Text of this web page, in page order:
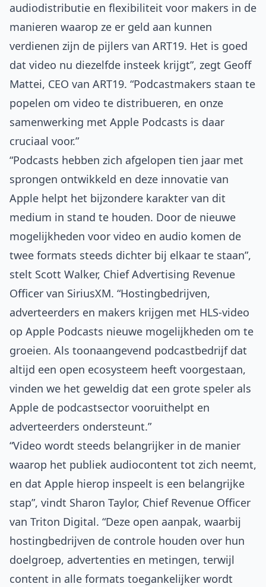
audiodistributie en flexibiliteit voor makers in de
manieren waarop ze er geld aan kunnen
verdienen zijn de pijlers van ART19. Het is goed
dat video nu diezelfde insteek krijgt”, zegt Geoff
Mattei, CEO van ART19. “Podcastmakers staan te
popelen om video te distribueren, en onze
samenwerking met Apple Podcasts is daar
cruciaal voor.”
“Podcasts hebben zich afgelopen tien jaar met
sprongen ontwikkeld en deze innovatie van
Apple helpt het bijzondere karakter van dit
medium in stand te houden. Door de nieuwe
mogelijkheden voor video en audio komen de
twee formats steeds dichter bij elkaar te staan”,
stelt Scott Walker, Chief Advertising Revenue
Officer van SiriusXM. “Hostingbedrijven,
adverteerders en makers krijgen met HLS-video
op Apple Podcasts nieuwe mogelijkheden om te
groeien. Als toonaangevend podcastbedrijf dat
altijd een open ecosysteem heeft voorgestaan,
vinden we het geweldig dat een grote speler als
Apple de podcastsector vooruithelpt en
adverteerders ondersteunt.”
“Video wordt steeds belangrijker in de manier
waarop het publiek audiocontent tot zich neemt,
en dat Apple hierop inspeelt is een belangrijke
stap”, vindt Sharon Taylor, Chief Revenue Officer
van Triton Digital. “Deze open aanpak, waarbij
hostingbedrijven de controle houden over hun
doelgroep, advertenties en metingen, terwijl
content in alle formats toegankelijker wordt